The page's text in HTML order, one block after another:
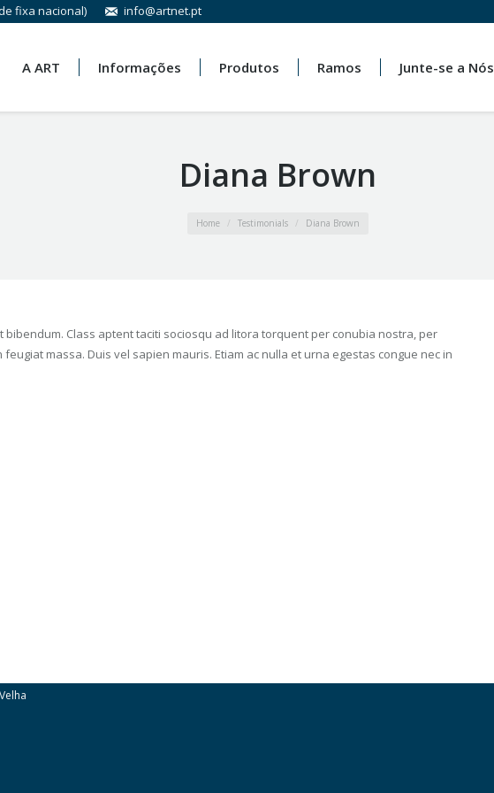
fixa nacional) info@artnet.pt
A ART Informações Produtos Ramos Junte-se a Nós
Diana Brown
Home Testimonials Diana Brown
Class aptent taciti sociosqu ad litora torquent per conubia nostra, per
massa. Duis vel sapien mauris. Etiam ac nulla et urna egestas congue nec in